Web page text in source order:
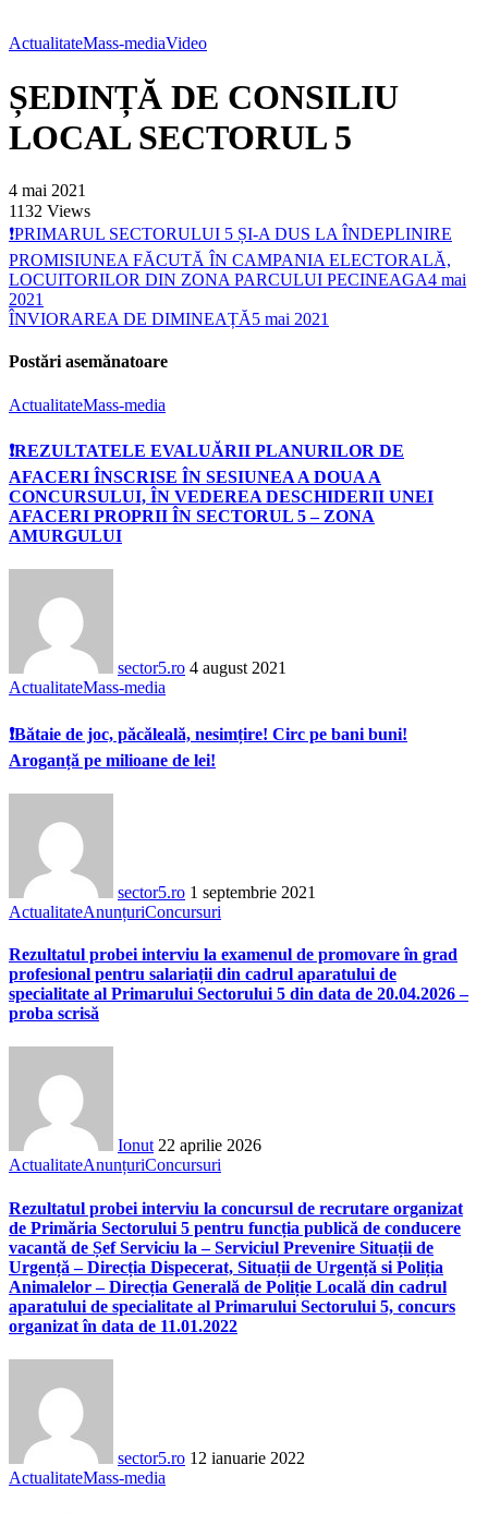
ActualitateMass-mediaVideo
ȘEDINȚĂ DE CONSILIU
LOCAL SECTORUL 5
4 mai 2021
1132 Views
❗️PRIMARUL SECTORULUI 5 ȘI-A DUS LA ÎNDEPLINIRE
PROMISIUNEA FĂCUTĂ ÎN CAMPANIA ELECTORALĂ,
LOCUITORILOR DIN ZONA PARCULUI PECINEAGA4 mai
2021
ÎNVIORAREA DE DIMINEAȚĂ5 mai 2021
Postări asemănatoare
ActualitateMass-media
❗REZULTATELE EVALUĂRII PLANURILOR DE
AFACERI ÎNSCRISE ÎN SESIUNEA A DOUA A
CONCURSULUI, ÎN VEDEREA DESCHIDERII UNEI
AFACERI PROPRII ÎN SECTORUL 5 – ZONA
AMURGULUI
sector5.ro 4 august 2021
ActualitateMass-media
❗Bătaie de joc, păcăleală, nesimțire! Circ pe bani buni!
Aroganță pe milioane de lei!
sector5.ro 1 septembrie 2021
ActualitateAnunțuriConcursuri
Rezultatul probei interviu la examenul de promovare în grad
profesional pentru salariații din cadrul aparatului de
specialitate al Primarului Sectorului 5 din data de 20.04.2026 –
proba scrisă
Ionut 22 aprilie 2026
ActualitateAnunțuriConcursuri
Rezultatul probei interviu la concursul de recrutare organizat
de Primăria Sectorului 5 pentru funcția publică de conducere
vacantă de Șef Serviciu la – Serviciul Prevenire Situații de
Urgență – Direcția Dispecerat, Situații de Urgență si Poliția
Animalelor – Direcția Generală de Poliție Locală din cadrul
aparatului de specialitate al Primarului Sectorului 5, concurs
organizat în data de 11.01.2022
sector5.ro 12 ianuarie 2022
ActualitateMass-media